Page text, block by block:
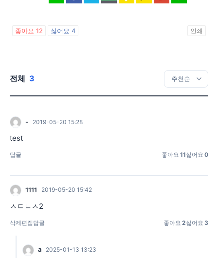
좋아요 12 싫어요 4 인쇄
전체 3
- 2019-05-20 15:28
test
답글 좋아요 11싫어요 0
1111 2019-05-20 15:42
ㅅㄷㄴㅅ2
삭제편집 답글 좋아요 2싫어요 3
a 2025-01-13 13:23